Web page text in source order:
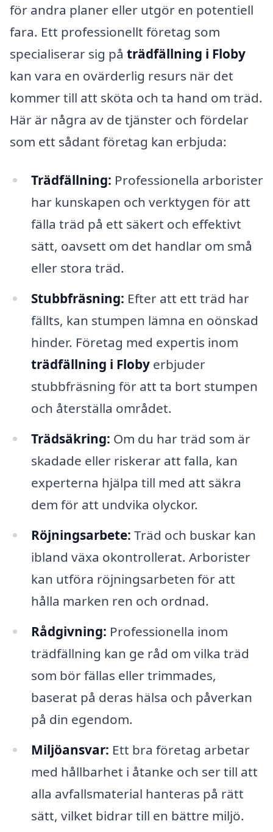
för andra planer eller utgör en potentiell
fara. Ett professionellt företag som
specialiserar sig på trädfällning i Floby
kan vara en ovärderlig resurs när det
kommer till att sköta och ta hand om träd.
Här är några av de tjänster och fördelar
som ett sådant företag kan erbjuda:
Trädfällning: Professionella arborister
har kunskapen och verktygen för att
fälla träd på ett säkert och effektivt
sätt, oavsett om det handlar om små
eller stora träd.
Stubbfräsning: Efter att ett träd har
fällts, kan stumpen lämna en oönskad
hinder. Företag med expertis inom
trädfällning i Flobyerbjuder
stubbfräsning för att ta bort stumpen
och återställa området.
Trädsäkring: Om du har träd som är
skadade eller riskerar att falla, kan
experterna hjälpa till med att säkra
dem för att undvika olyckor.
Röjningsarbete: Träd och buskar kan
ibland växa okontrollerat. Arborister
kan utföra röjningsarbeten för att
hålla marken ren och ordnad.
Rådgivning: Professionella inom
trädfällning kan ge råd om vilka träd
som bör fällas eller trimmades,
baserat på deras hälsa och påverkan
på din egendom.
Miljöansvar: Ett bra företag arbetar
med hållbarhet i åtanke och ser till att
alla avfallsmaterial hanteras på rätt
sätt, vilket bidrar till en bättre miljö.